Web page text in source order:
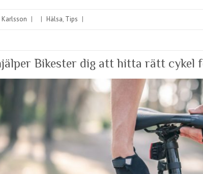
Karlsson | | Hälsa, Tips |
Bikester dig att hitta rätt cykel